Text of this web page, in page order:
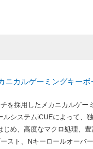
ニカルゲーミングキーボ
を採用したメカニカルゲー
ルシステムiCUEによって、
め、高度なマクロ処理、
スト、Nキーロールオーバ